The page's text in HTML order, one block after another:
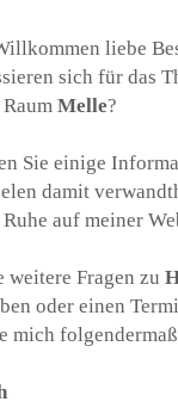
liebe
sich für das
Melle?
Sie einige
damit
auf meiner
weitere Fragen zu
oder einen
mich